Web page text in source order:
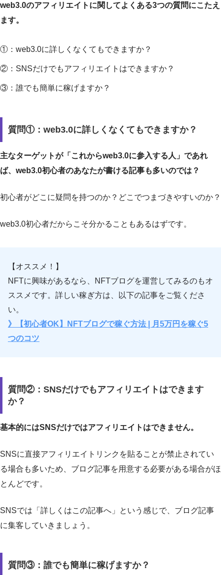
web3.0のアフィリエイトに関してよくある3つの質問にこたえ
ます。
①：web3.0に詳しくなくてもできますか？
②：SNSだけでもアフィリエイトはできますか？
③：誰でも簡単に稼げますか？
質問①：web3.0に詳しくなくてもできますか？
主なターゲットが「これからweb3.0に参入する人」であれ
ば、web3.0初心者のあなたが書ける記事も多いのでは？
初心者がどこに疑問を持つのか？どこでつまづきやすいのか？
web3.0初心者だからこそ分かることもあるはずです。
【オススメ！】
NFTに興味があるなら、NFTブログを運営してみるのもオ
ススメです。詳しい稼ぎ方は、以下の記事をご覧くださ
い。
》【初心者OK】NFTブログで稼ぐ方法 | 月5万円を稼ぐ5
つのコツ
質問②：SNSだけでもアフィリエイトはできます
か？
基本的にはSNSだけではアフィリエイトはできません。
SNSに直接アフィリエイトリンクを貼ることが禁止されてい
る場合も多いため、ブログ記事を用意する必要がある場合がほ
とんどです。
SNSでは「詳しくはこの記事へ」という感じで、ブログ記事
に集客していきましょう。
質問③：誰でも簡単に稼げますか？